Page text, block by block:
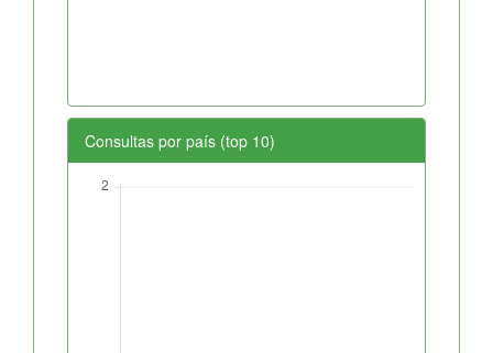
Consultas por país (top 10)